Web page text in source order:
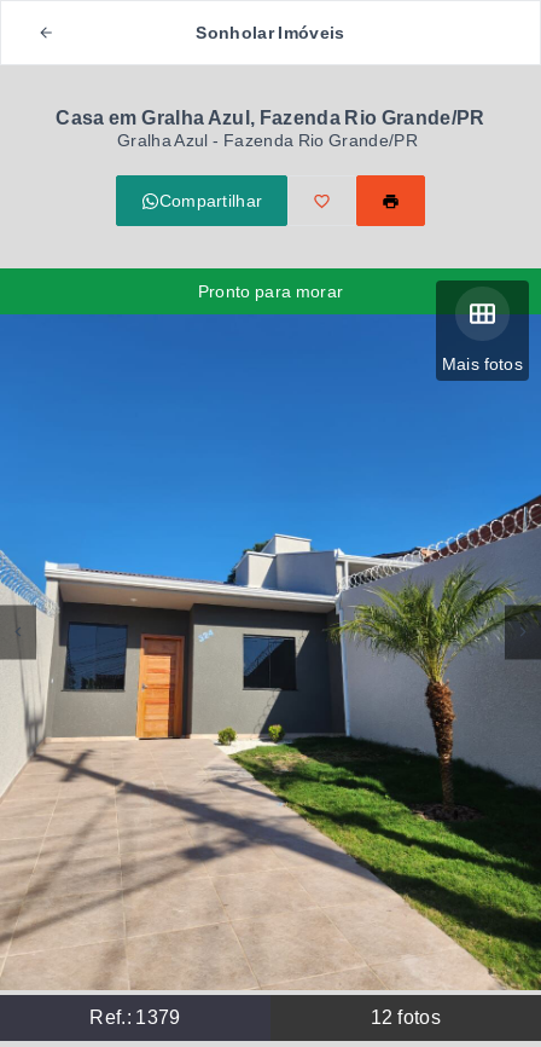
Sonholar Imóveis
Casa em Gralha Azul, Fazenda Rio Grande/PR
Gralha Azul - Fazenda Rio Grande/PR
Compartilhar
Mais fotos
Ref.: 1379 12 fotos
Pronto para morar